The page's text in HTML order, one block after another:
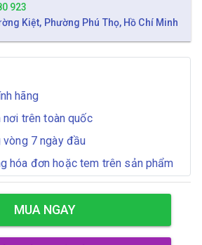
923
Kiệt, Phường Phú Thọ, Hồ Chí Minh
hãng
nơi trên toàn quốc
7 ngày đầu
hóa đơn hoặc tem trên sản phẩm
MUA NGAY